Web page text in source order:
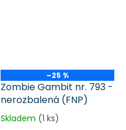
–25 %
Zombie Gambit nr. 793 -
nerozbalená (FNP)
Skladem (1 ks)